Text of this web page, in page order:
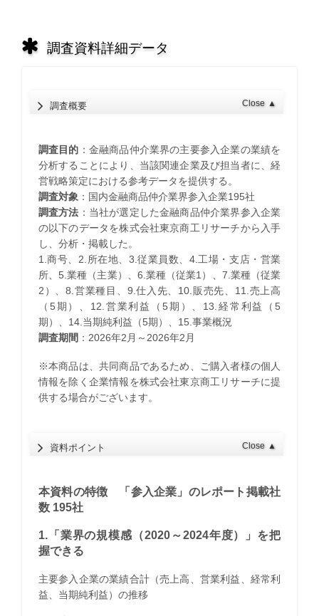
調査資料詳細データ
調査概要 Close ▲
調査目的 ：金融商品仲介業界の主要参入企業の業績を
分析することにより、当該関連企業及び担当者に、経
営戦略策定における参考データを提供する。
調査対象：国内金融商品仲介業界参入企業195社
調査方法 ：当社が選定した金融商品仲介業界参入企業
の以下のデータを株式会社東京商工リサーチから入手
し、分析・掲載した。
1.商号、2.所在地、3.従業員数、4.工場・支店・営業
所、5.業種（主業）、6.業種（従業1）、7.業種（従業
2）、8.営業種目、9.仕入先、10.販売先、11.売上高
（5期）、12.営業利益（5期）、13.経常利益（5
期）、14.当期純利益（5期）、15.事業概況
調査期間 ：2026年2月～2026年2月
※本商品は、共同商品であるため、ご購入者様の個人
情報を除く企業情報を株式会社東京商工リサーチに提
供する場合がございます。
資料ポイント Close ▲
本資料の特徴 「参入企業」のレポート掲載社
数 195社
1.「業界の規模感（2020～2024年度）」を把
握できる
主要参入企業の業績合計（売上高、営業利益、経常利
益、当期純利益）の推移